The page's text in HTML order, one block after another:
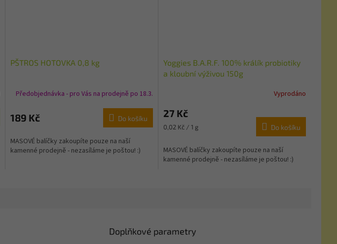
PŠTROS HOTOVKA 0,8 kg
Předobjednávka - pro Vás na prodejně po 18.3.
189 Kč Do košíku
MASOVÉ balíčky zakoupíte pouze na naší
kamenné prodejně - nezasíláme je poštou! :)
Yoggies B.A.R.F. 100% králík probiotiky
a kloubní výživou 150g
Vyprodáno
27 Kč
Měrná
0,02 Kč / 1 g Do košíku
MASOVÉ balíčky zakoupíte pouze na naší
kamenné prodejně - nezasíláme je poštou! :)
Doplňkové parametry